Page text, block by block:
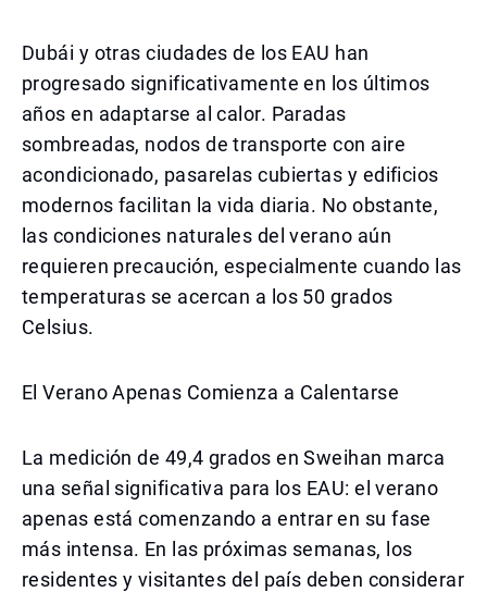
Dubái y otras ciudades de los EAU han
progresado significativamente en los últimos
años en adaptarse al calor. Paradas
sombreadas, nodos de transporte con aire
acondicionado, pasarelas cubiertas y edificios
modernos facilitan la vida diaria. No obstante,
las condiciones naturales del verano aún
requieren precaución, especialmente cuando las
temperaturas se acercan a los 50 grados
Celsius.
El Verano Apenas Comienza a Calentarse
La medición de 49,4 grados en Sweihan marca
una señal significativa para los EAU: el verano
apenas está comenzando a entrar en su fase
más intensa. En las próximas semanas, los
residentes y visitantes del país deben considerar